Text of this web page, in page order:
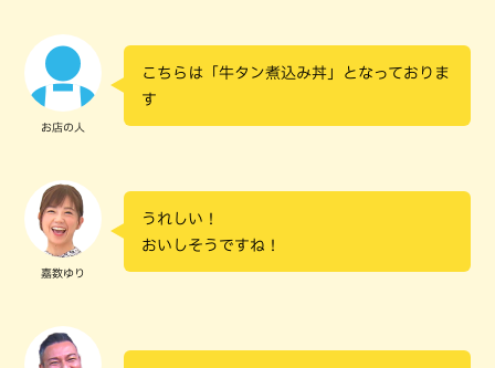
お店の人
こちらは「牛タン煮込み丼」となっておりま
す
嘉数ゆり
うれしい！
おいしそうですね！